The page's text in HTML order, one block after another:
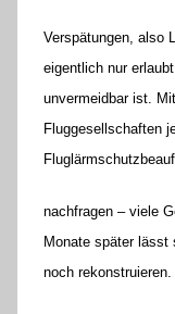
Verspätungen, also
eigentlich nur
unvermeidbar ist.
Fluggesellschaften
nachfragen – viele
Monate später lässt
noch rekonstruieren.